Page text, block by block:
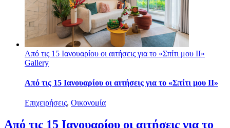
Από τις 15 Ιανουαρίου οι αιτήσεις για το «Σπίτι μου ΙΙ»
Gallery
Από τις 15 Ιανουαρίου οι αιτήσεις για το «Σπίτι μου ΙΙ»
Επιχειρήσεις, Οικονομία
Από τις 15 Ιανουαρίου οι αιτήσεις για το